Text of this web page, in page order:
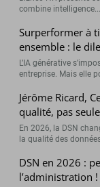
combine intelligence...
Surperformer à
ensemble : le
L’IA générative
entreprise. Mais elle
Jérôme Ricard,
qualité, pas
En 2026, la DSN
la qualité des
DSN en 2026 :
l’administration !